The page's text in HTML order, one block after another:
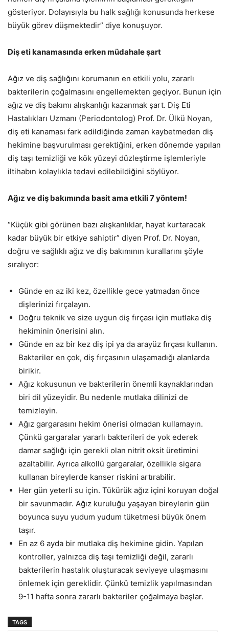
gösteriyor. Dolayısıyla bu halk sağlığı konusunda herkese
büyük görev düşmektedir” diye konuşuyor.
Diş eti kanamasında erken müdahale şart
Ağız ve diş sağlığını korumanın en etkili yolu, zararlı
bakterilerin çoğalmasını engellemekten geçiyor. Bunun için
ağız ve diş bakımı alışkanlığı kazanmak şart. Diş Eti
Hastalıkları Uzmanı (Periodontolog) Prof. Dr. Ülkü Noyan,
diş eti kanaması fark edildiğinde zaman kaybetmeden diş
hekimine başvurulması gerektiğini, erken dönemde yapılan
diş taşı temizliği ve kök yüzeyi düzleştirme işlemleriyle
iltihabın kolaylıkla tedavi edilebildiğini söylüyor.
Ağız ve diş bakımında basit ama etkili 7 yöntem!
“Küçük gibi görünen bazı alışkanlıklar, hayat kurtaracak
kadar büyük bir etkiye sahiptir” diyen Prof. Dr. Noyan,
doğru ve sağlıklı ağız ve diş bakımının kurallarını şöyle
sıralıyor:
Günde en az iki kez, özellikle gece yatmadan önce
dişlerinizi fırçalayın.
Doğru teknik ve size uygun diş fırçası için mutlaka diş
hekiminin önerisini alın.
Günde en az bir kez diş ipi ya da arayüz fırçası kullanın.
Bakteriler en çok, diş fırçasının ulaşamadığı alanlarda
birikir.
Ağız kokusunun ve bakterilerin önemli kaynaklarından
biri dil yüzeyidir. Bu nedenle mutlaka dilinizi de
temizleyin.
Ağız gargarasını hekim önerisi olmadan kullamayın.
Çünkü gargaralar yararlı bakterileri de yok ederek
damar sağlığı için gerekli olan nitrit oksit üretimini
azaltabilir. Ayrıca alkollü gargaralar, özellikle sigara
kullanan bireylerde kanser riskini artırabilir.
Her gün yeterli su için. Tükürük ağız içini koruyan doğal
bir savunmadır. Ağız kuruluğu yaşayan bireylerin gün
boyunca suyu yudum yudum tüketmesi büyük önem
taşır.
En az 6 ayda bir mutlaka diş hekimine gidin. Yapılan
kontroller, yalnızca diş taşı temizliği değil, zararlı
bakterilerin hastalık oluşturacak seviyeye ulaşmasını
önlemek için gereklidir. Çünkü temizlik yapılmasından
9-11 hafta sonra zararlı bakteriler çoğalmaya başlar.
TAGS